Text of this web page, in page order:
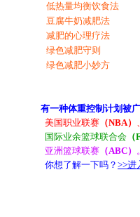
低热量均衡饮食法
豆腐牛奶减肥法
减肥的心理疗法
绿色减肥守则
绿色减肥小妙方
有一种体重控制计划被
美国职业联赛 （NBA）
国际业余篮球联合会
亚洲篮球联赛 （ABC）
你想了解一下吗？ >>进